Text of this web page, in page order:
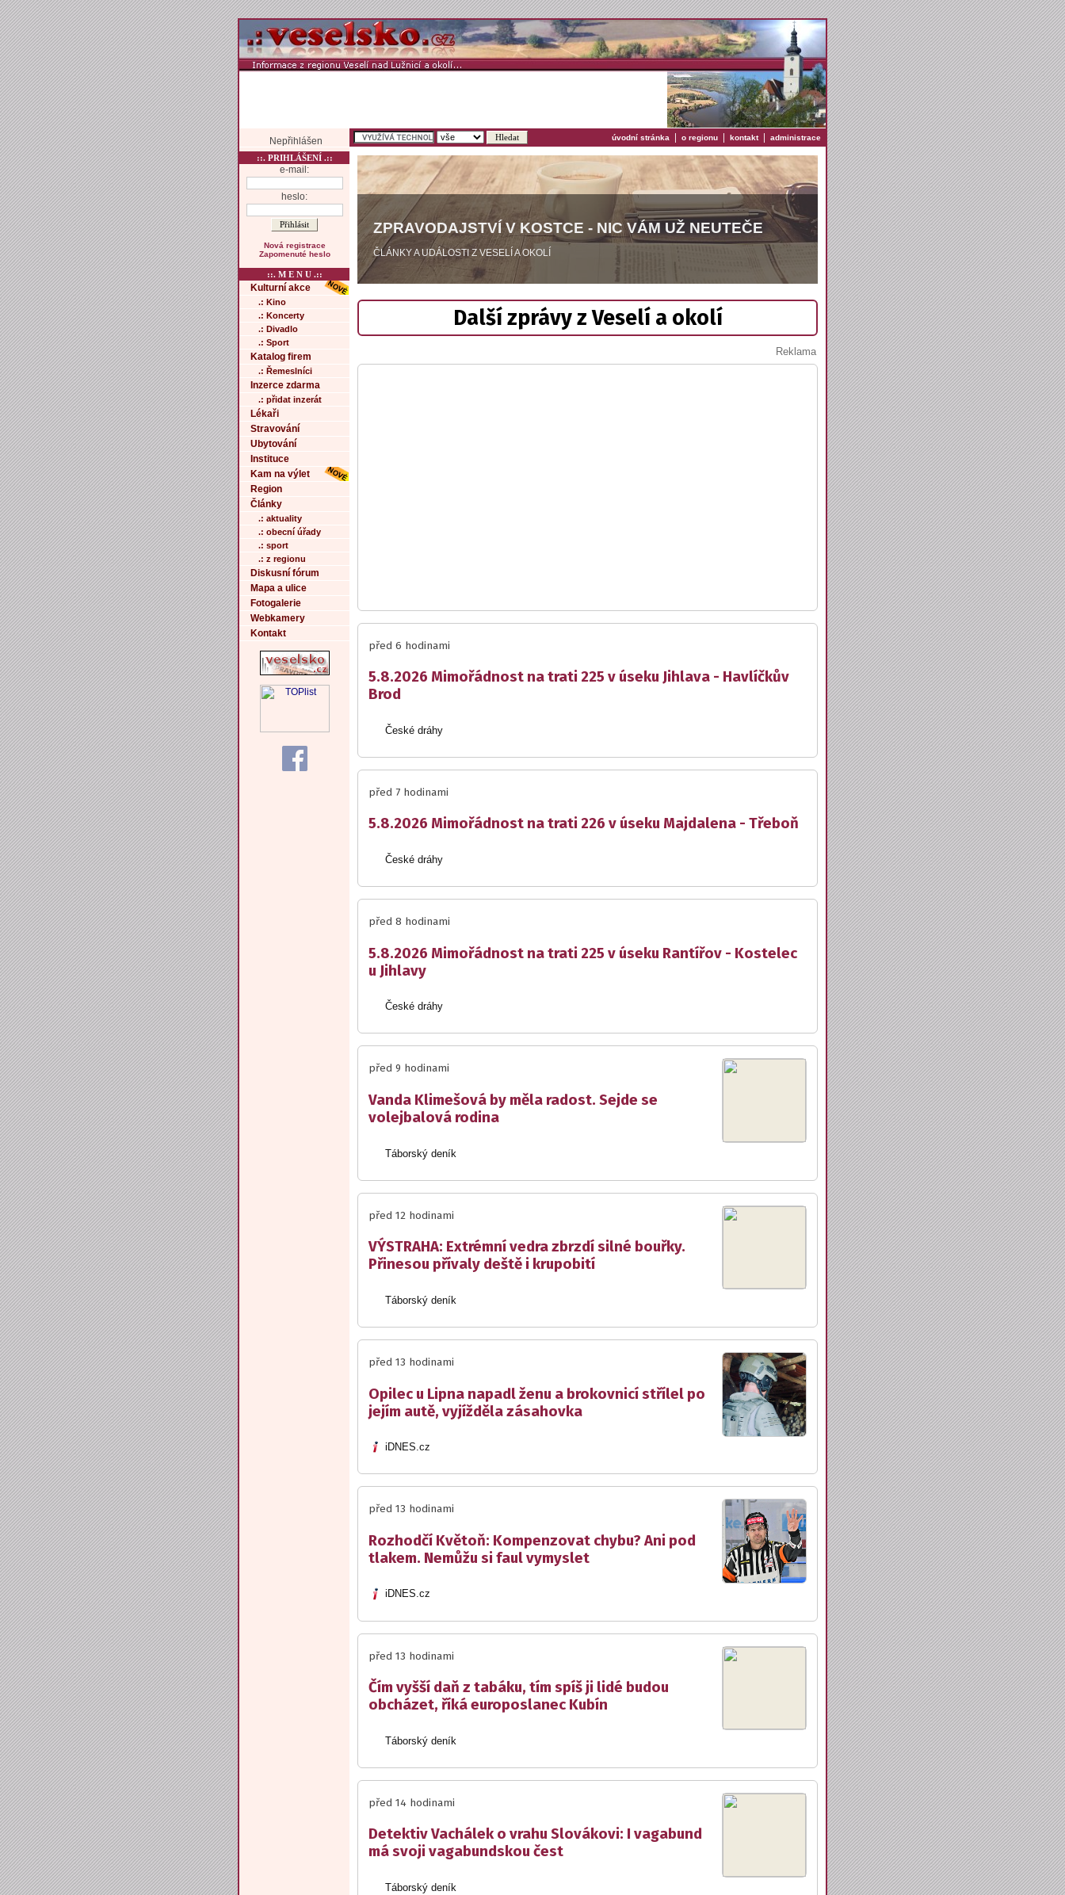
Nepřihlášen úvodní stránka | o regionu | kontakt| administrace
::. PRIHLÁŠENÍ .::
e-mail:
heslo:
Nová registrace
Zapomenuté heslo
::. M E N U .::
Kulturní akce
.: Kino
.: Koncerty
.: Divadlo
.: Sport
Katalog firem
.: Řemeslníci
Inzerce zdarma
.: přidat inzerát
Lékaři
Stravování
Ubytování
Instituce
Kam na výlet
Region
Články
.: aktuality
.: obecní úřady
.: sport
.: z regionu
Diskusní fórum
Mapa a ulice
Fotogalerie
Webkamery
Kontakt
ZPRAVODAJSTVÍ V KOSTCE - NIC VÁM UŽ NEUTEČE
ČLÁNKY A UDÁLOSTI Z VESELÍ A OKOLÍ
Další zprávy z Veselí a okolí
Reklama
před 6 hodinami
5.8.2026 Mimořádnost na trati 225 v úseku Jihlava - Havlíčkův
Brod
České dráhy
před 7 hodinami
5.8.2026 Mimořádnost na trati 226 v úseku Majdalena - Třeboň
České dráhy
před 8 hodinami
5.8.2026 Mimořádnost na trati 225 v úseku Rantířov - Kostelec
u Jihlavy
České dráhy
před 9 hodinami
Vanda Klimešová by měla radost. Sejde se
volejbalová rodina
Táborský deník
před 12 hodinami
VÝSTRAHA: Extrémní vedra zbrzdí silné bouřky.
Přinesou přívaly deště i krupobití
Táborský deník
před 13 hodinami
Opilec u Lipna napadl ženu a brokovnicí střílel po
jejím autě, vyjížděla zásahovka
iDNES.cz
před 13 hodinami
Rozhodčí Květoň: Kompenzovat chybu? Ani pod
tlakem. Nemůžu si faul vymyslet
iDNES.cz
před 13 hodinami
Čím vyšší daň z tabáku, tím spíš ji lidé budou
obcházet, říká europoslanec Kubín
Táborský deník
před 14 hodinami
Detektiv Vachálek o vrahu Slovákovi: I vagabund
má svoji vagabundskou čest
Táborský deník